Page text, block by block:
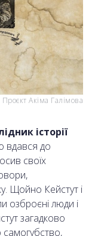
Проєкт Акіма Галімова
історії
вдався до
своїх
Щойно Кейстут і
озброєні люди і
загадково
самогубство,